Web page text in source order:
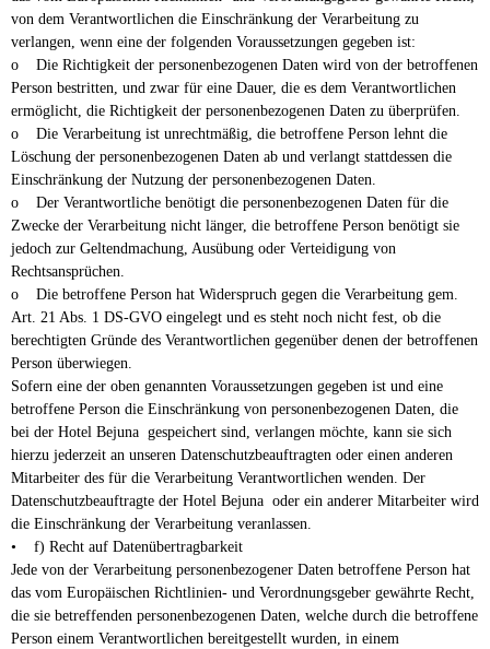
von dem Verantwortlichen die Einschränkung der Verarbeitung zu
verlangen, wenn eine der folgenden Voraussetzungen gegeben ist:
o Die Richtigkeit der personenbezogenen Daten wird von der betroffenen
Person bestritten, und zwar für eine Dauer, die es dem Verantwortlichen
ermöglicht, die Richtigkeit der personenbezogenen Daten zu überprüfen.
o Die Verarbeitung ist unrechtmäßig, die betroffene Person lehnt die
Löschung der personenbezogenen Daten ab und verlangt stattdessen die
Einschränkung der Nutzung der personenbezogenen Daten.
o Der Verantwortliche benötigt die personenbezogenen Daten für die
Zwecke der Verarbeitung nicht länger, die betroffene Person benötigt sie
jedoch zur Geltendmachung, Ausübung oder Verteidigung von
Rechtsansprüchen.
o Die betroffene Person hat Widerspruch gegen die Verarbeitung gem.
Art. 21 Abs. 1 DS-GVO eingelegt und es steht noch nicht fest, ob die
berechtigten Gründe des Verantwortlichen gegenüber denen der betroffenen
Person überwiegen.
Sofern eine der oben genannten Voraussetzungen gegeben ist und eine
betroffene Person die Einschränkung von personenbezogenen Daten, die
bei der Hotel Bejuna gespeichert sind, verlangen möchte, kann sie sich
hierzu jederzeit an unseren Datenschutzbeauftragten oder einen anderen
Mitarbeiter des für die Verarbeitung Verantwortlichen wenden. Der
Datenschutzbeauftragte der Hotel Bejuna oder ein anderer Mitarbeiter wird
die Einschränkung der Verarbeitung veranlassen.
• f) Recht auf Datenübertragbarkeit
Jede von der Verarbeitung personenbezogener Daten betroffene Person hat
das vom Europäischen Richtlinien- und Verordnungsgeber gewährte Recht,
die sie betreffenden personenbezogenen Daten, welche durch die betroffene
Person einem Verantwortlichen bereitgestellt wurden, in einem